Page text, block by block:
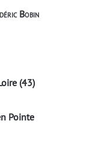
Bobin
(43)
Pointe